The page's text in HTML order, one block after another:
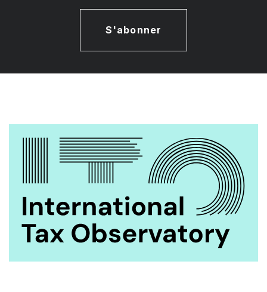
S'abonner